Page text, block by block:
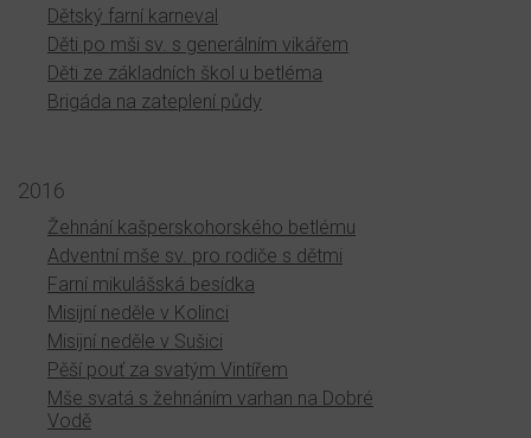
Dětský farní karneval
Děti po mši sv. s generálním vikářem
Děti ze základních škol u betléma
Brigáda na zateplení půdy
2016
Žehnání kašperskohorského betlému
Adventní mše sv. pro rodiče s dětmi
Farní mikulášská besídka
Misijní neděle v Kolinci
Misijní neděle v Sušici
Pěší pouť za svatým Vintířem
Mše svatá s žehnáním varhan na Dobré
Vodě